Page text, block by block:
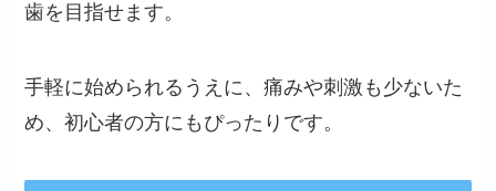
歯を目指せます。
手軽に始められるうえに、痛みや刺激も少ないた
め、初心者の方にもぴったりです。